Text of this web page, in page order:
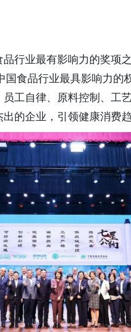
行业最有影响力的奖项
国食品行业最具影响力
工自律、原料控制、工
的企业，引领健康消费